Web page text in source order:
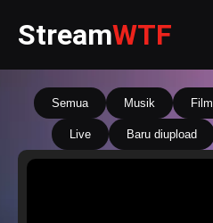
StreamWTF
Semua Musik Film
Live Baru diupload